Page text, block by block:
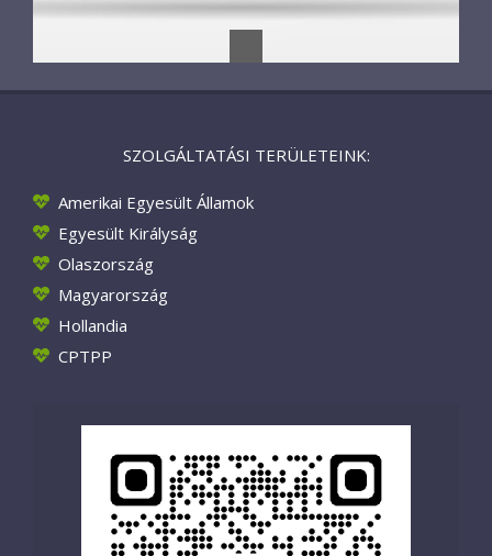
SZOLGÁLTATÁSI TERÜLETEINK:
Amerikai Egyesült Államok
Egyesült Királyság
Olaszország
Magyarország
Hollandia
CPTPP